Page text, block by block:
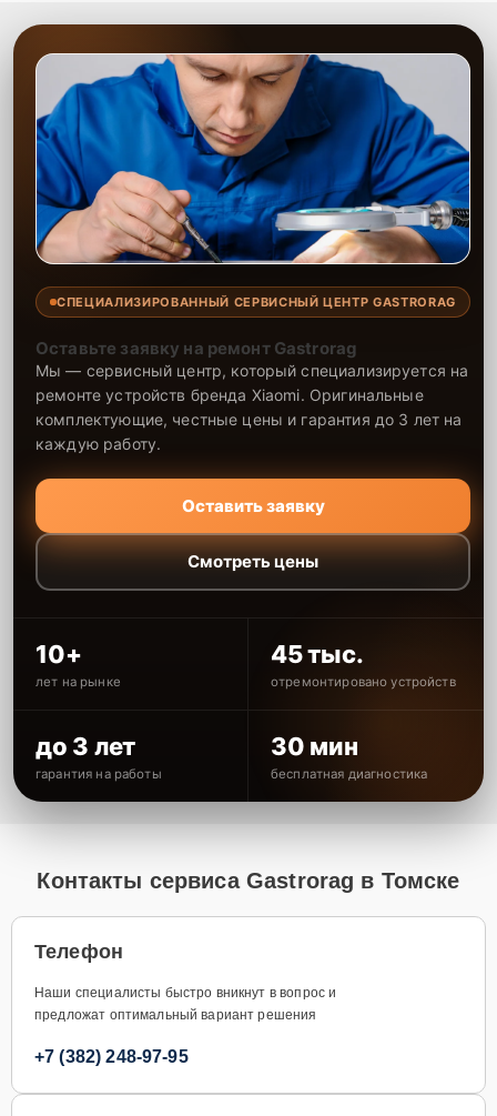
СПЕЦИАЛИЗИРОВАННЫЙ СЕРВИСНЫЙ ЦЕНТР GASTRORAG
Оставьте заявку на ремонт Gastrorag
Мы — сервисный центр, который специализируется на
ремонте устройств бренда Xiaomi. Оригинальные
комплектующие, честные цены и гарантия до 3 лет на
каждую работу.
Оставить заявку
Смотреть цены
10+
лет на рынке
45 тыс.
отремонтировано устройств
до 3 лет
гарантия на работы
30 мин
бесплатная диагностика
Контакты сервиса Gastrorag в Томске
Телефон
Наши специалисты быстро вникнут в вопрос и
предложат оптимальный вариант решения
+7 (382) 248-97-95